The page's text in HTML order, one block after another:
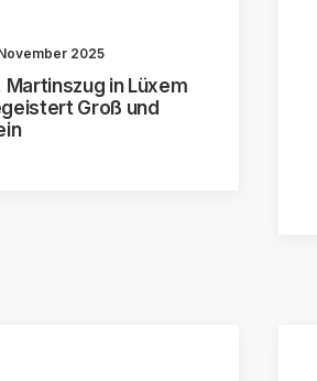
November 2025
Martinszug in Lüxem
Groß und